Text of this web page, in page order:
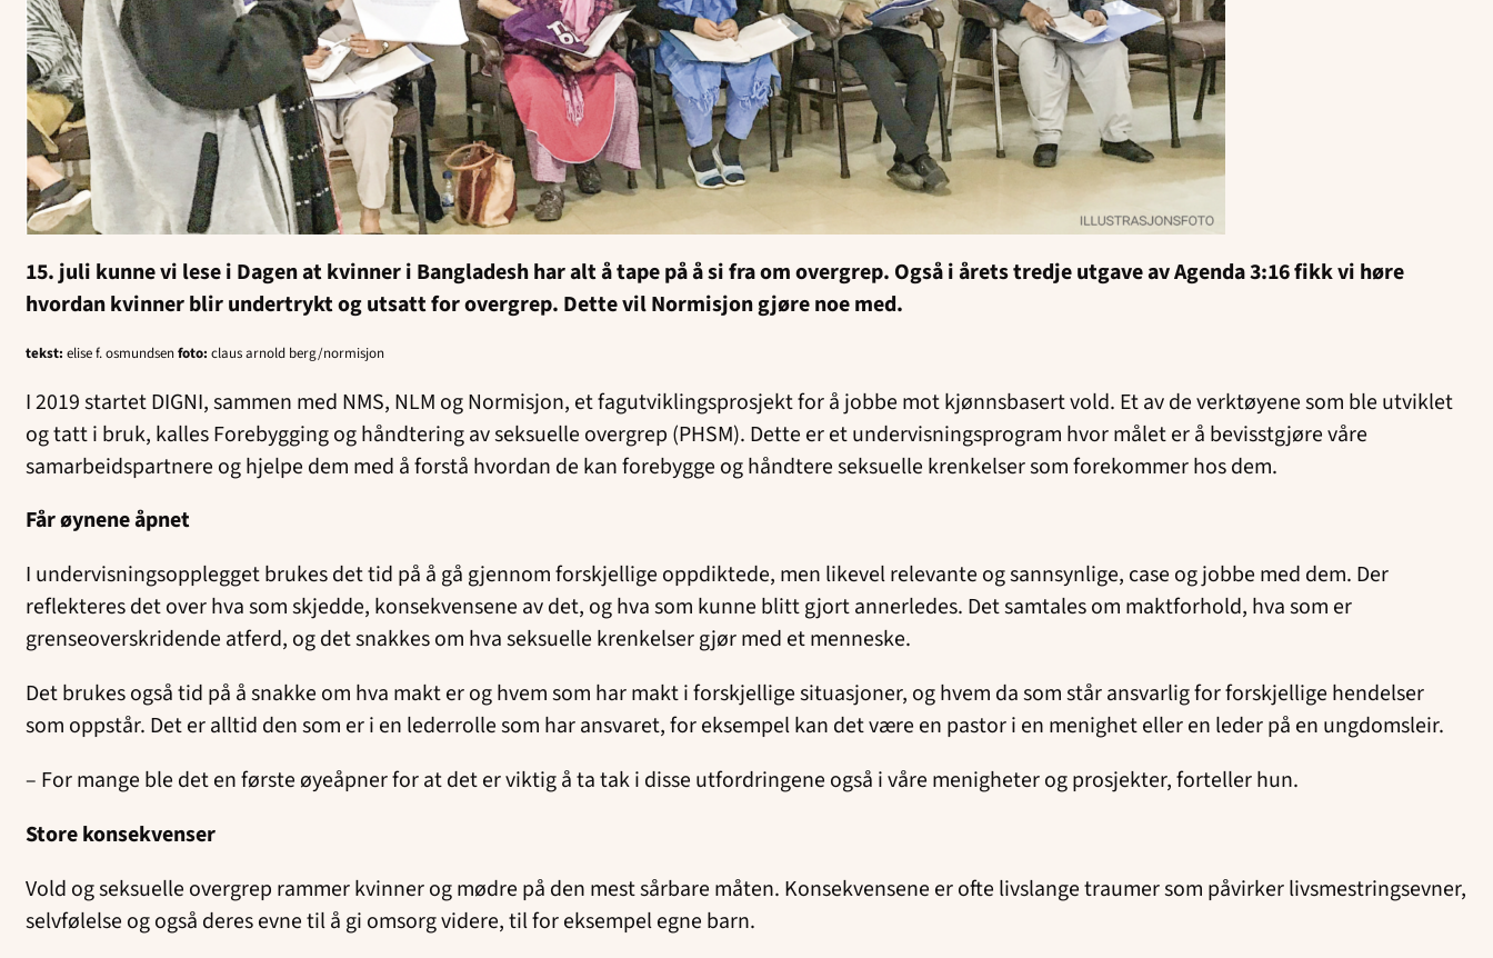
15. juli kunne vi lese i Dagen at kvinner i Bangladesh har alt å tape på å si fra om overgrep. Også i årets tredje utgave av Agenda 3:16 fikk vi høre
hvordan kvinner blir undertrykt og utsatt for overgrep. Dette vil Normisjon gjøre noe med.
tekst:elise f. osmundsenfoto:claus arnold berg/normisjon
I 2019 startet DIGNI, sammen med NMS, NLM og Normisjon, et fagutviklingsprosjekt for å jobbe mot kjønnsbasert vold. Et av de verktøyene som ble utviklet
og tatt i bruk, kalles Forebygging og håndtering av seksuelle overgrep (PHSM). Dette er et undervisningsprogram hvor målet er å bevisstgjøre våre
samarbeidspartnere og hjelpe dem med å forstå hvordan de kan forebygge og håndtere seksuelle krenkelser som forekommer hos dem.
Får øynene åpnet
I undervisningsopplegget brukes det tid på å gå gjennom forskjellige oppdiktede, men likevel relevante og sannsynlige, case og jobbe med dem. Der
reflekteres det over hva som skjedde, konsekvensene av det, og hva som kunne blitt gjort annerledes. Det samtales om maktforhold, hva som er
grenseoverskridende atferd, og det snakkes om hva seksuelle krenkelser gjør med et menneske.
Det brukes også tid på å snakke om hva makt er og hvem som har makt i forskjellige situasjoner, og hvem da som står ansvarlig for forskjellige hendelser
som oppstår. Det er alltid den som er i en lederrolle som har ansvaret, for eksempel kan det være en pastor i en menighet eller en leder på en ungdomsleir.
– For mange ble det en første øyeåpner for at det er viktig å ta tak i disse utfordringene også i våre menigheter og prosjekter, forteller hun.
Store konsekvenser
Vold og seksuelle overgrep rammer kvinner og mødre på den mest sårbare måten. Konsekvensene er ofte livslange traumer som påvirker livsmestringsevner,
selvfølelse og også deres evne til å gi omsorg videre, til for eksempel egne barn.